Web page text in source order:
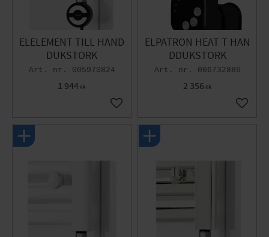
ELELEMENT TILL HAND
DUKSTORK
005970824
1 944 KR
Lägg till i favoriter
ELPATRON HEAT T HAN
DDUKSTORK
006732886
2 356 KR
Lägg